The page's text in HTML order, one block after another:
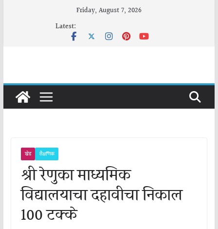
Friday, August 7, 2026
Latest:
खेड शैक्षणिक
श्री रेणुका माध्यमिक
विद्यालयाचा दहावीचा निकाल
100 टक्के